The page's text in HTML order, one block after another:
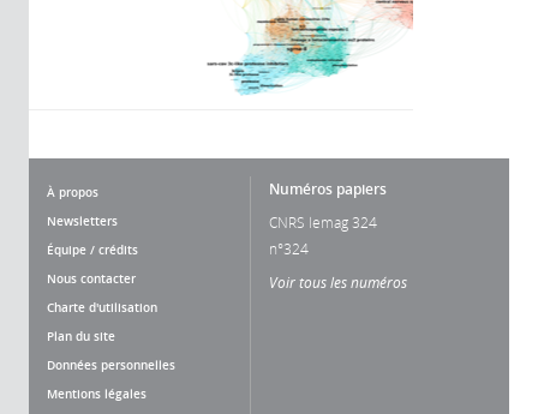
À propos
Newsletters
Équipe / crédits
Nous contacter
Charte d'utilisation
Plan du site
Données personnelles
Mentions légales
Numéros papiers
CNRS lemag 324
n°324
Voir tous les numéros